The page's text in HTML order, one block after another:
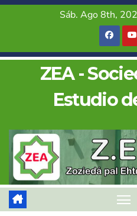
Saltar
Sáb. Ago 8th,
ZEA -
Estudio